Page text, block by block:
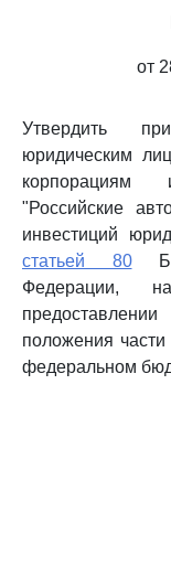
от
Утвердить
юридическим
корпорациям
"Российские
инвестиций
статьей 80
Федерации,
положения
федеральном